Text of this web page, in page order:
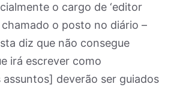
o cargo de ‘editor
chamado o posto no diário –
diz que não consegue
irá escrever como
assuntos] deverão ser guiados